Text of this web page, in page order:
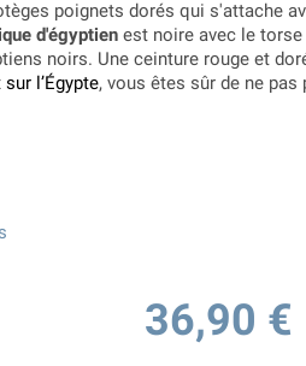
poignets dorés qui s'attache
d'égyptien est noire avec le
noirs. Une ceinture rouge et
l’Égypte, vous êtes sûr de ne pas
36,90 €